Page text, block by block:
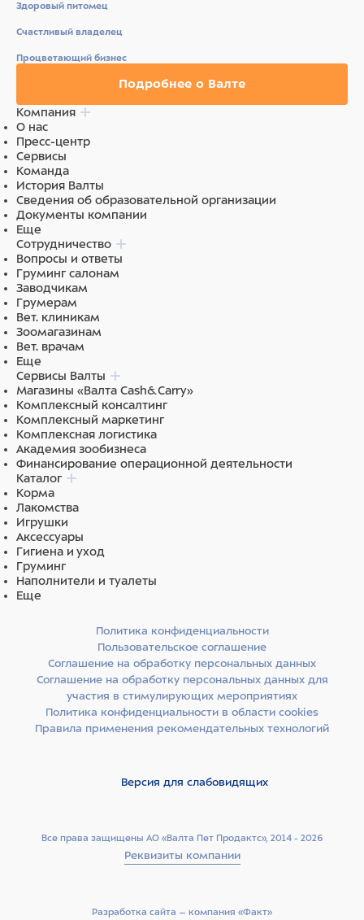
Дистиллированная вода, актил додецил меристат,
кокамидапробил бетаин, кокамидопробил амин
оксид, метилхлоридотиазолинон (и) метилтеазолин,
PEG 150, освежитель.
Здоровый питомец
Счастливый владелец
Процветающий бизнес
Подробнее о Валте
Компания
О нас
Пресс-центр
Сервисы
Команда
История Валты
Сведения об образовательной организации
Документы компании
Еще
Сотрудничество
Вопросы и ответы
Груминг салонам
Заводчикам
Грумерам
Вет. клиникам
Зоомагазинам
Вет. врачам
Еще
Сервисы Валты
Магазины «Валта Cash&Carry»
Комплексный консалтинг
Комплексный маркетинг
Комплексная логистика
Академия зообизнеса
Финансирование операционной деятельности
Каталог
Корма
Лакомства
Игрушки
Аксессуары
Гигиена и уход
Груминг
Наполнители и туалеты
Еще
Все права защищены АО «Валта Пет Продактс», 2014 - 2026
Реквизиты компании
Политика конфиденциальности
Пользовательское соглашение
Соглашение на обработку персональных данных
Соглашение на обработку персональных данных для
участия в стимулирующих мероприятиях
Политика конфиденциальности в области cookies
Правила применения рекомендательных технологий
Версия для слабовидящих
Разработка сайта –­ компания «Факт»